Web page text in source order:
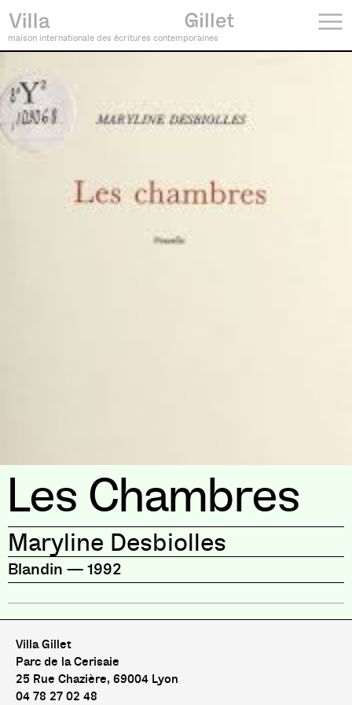
maison internationale des écritures contemporaines
Les Chambres
Maryline Desbiolles
Blandin —1992
Villa Gillet
Parc de la Cerisaie
25 Rue Chazière, 69004 Lyon
04 78 27 02 48